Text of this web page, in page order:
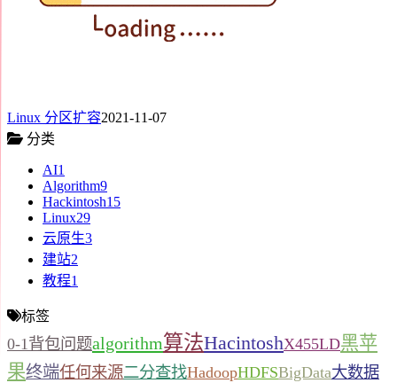
Linux 分区扩容2021-11-07
分类
AI1
Algorithm9
Hackintosh15
Linux29
云原生3
建站2
教程1
标签
0-1背包问题algorithm算法HacintoshX455LD黑苹
果终端任何来源二分查找HadoopHDFSBigData大数据